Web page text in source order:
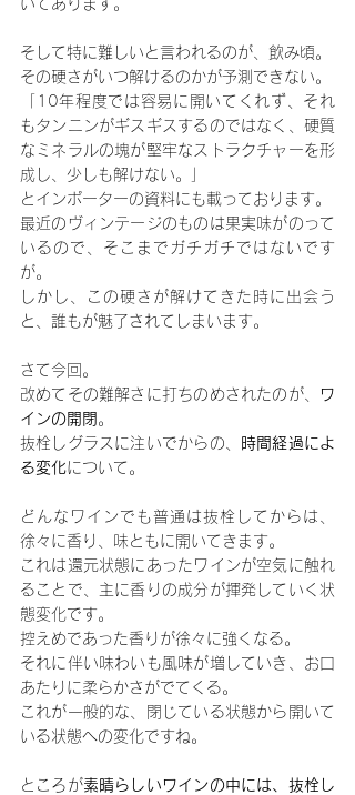
いてあります。
そして特に難しいと言われるのが、飲み頃。
その硬さがいつ解けるのかが予測できない。
「10年程度では容易に開いてくれず、それ
もタンニンがギスギスするのではなく、硬質
なミネラルの塊が堅牢なストラクチャーを形
成し、少しも解けない。」
とインポーターの資料にも載っております。
最近のヴィンテージのものは果実味がのって
いるので、そこまでガチガチではないです
が。
しかし、この硬さが解けてきた時に出会う
と、誰もが魅了されてしまいます。
さて今回。
改めてその難解さに打ちのめされたのが、
ワ
インの開閉 。
抜栓しグラスに注いでからの、
時間経過によ
る変化について。
どんなワインでも普通は抜栓してからは、
徐々に香り、味ともに開いてきます。
これは還元状態にあったワインが空気に触れ
ることで、主に香りの成分が揮発していく状
態変化です。
控えめであった香りが徐々に強くなる。
それに伴い味わいも風味が増していき、お口
あたりに柔らかさがでてくる。
これが一般的な、閉じている状態から開いて
いる状態への変化ですね。
ところが素晴らしいワインの中には、抜栓し